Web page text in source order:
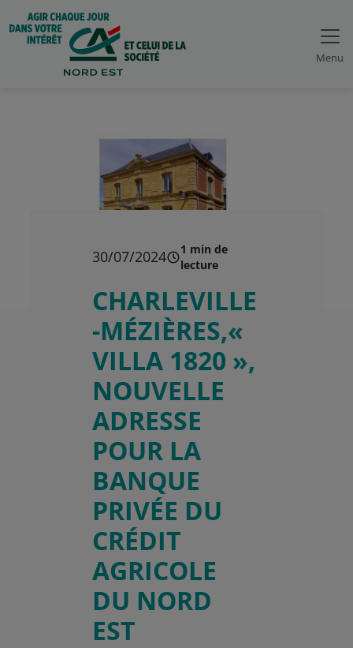
Menu
30/07/2024
1 min de
lecture
CHARLEVILLE
-MÉZIÈRES,«
VILLA 1820 »,
NOUVELLE
ADRESSE
POUR LA
BANQUE
PRIVÉE DU
CRÉDIT
AGRICOLE
DU NORD
EST